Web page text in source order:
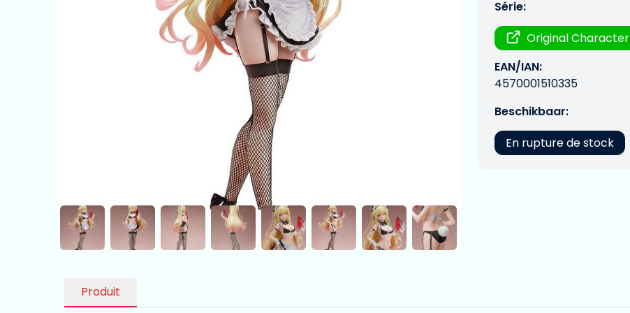
Série:
Original Character
EAN/IAN:
4570001510335
Beschikbaar:
En rupture de stock
Produit